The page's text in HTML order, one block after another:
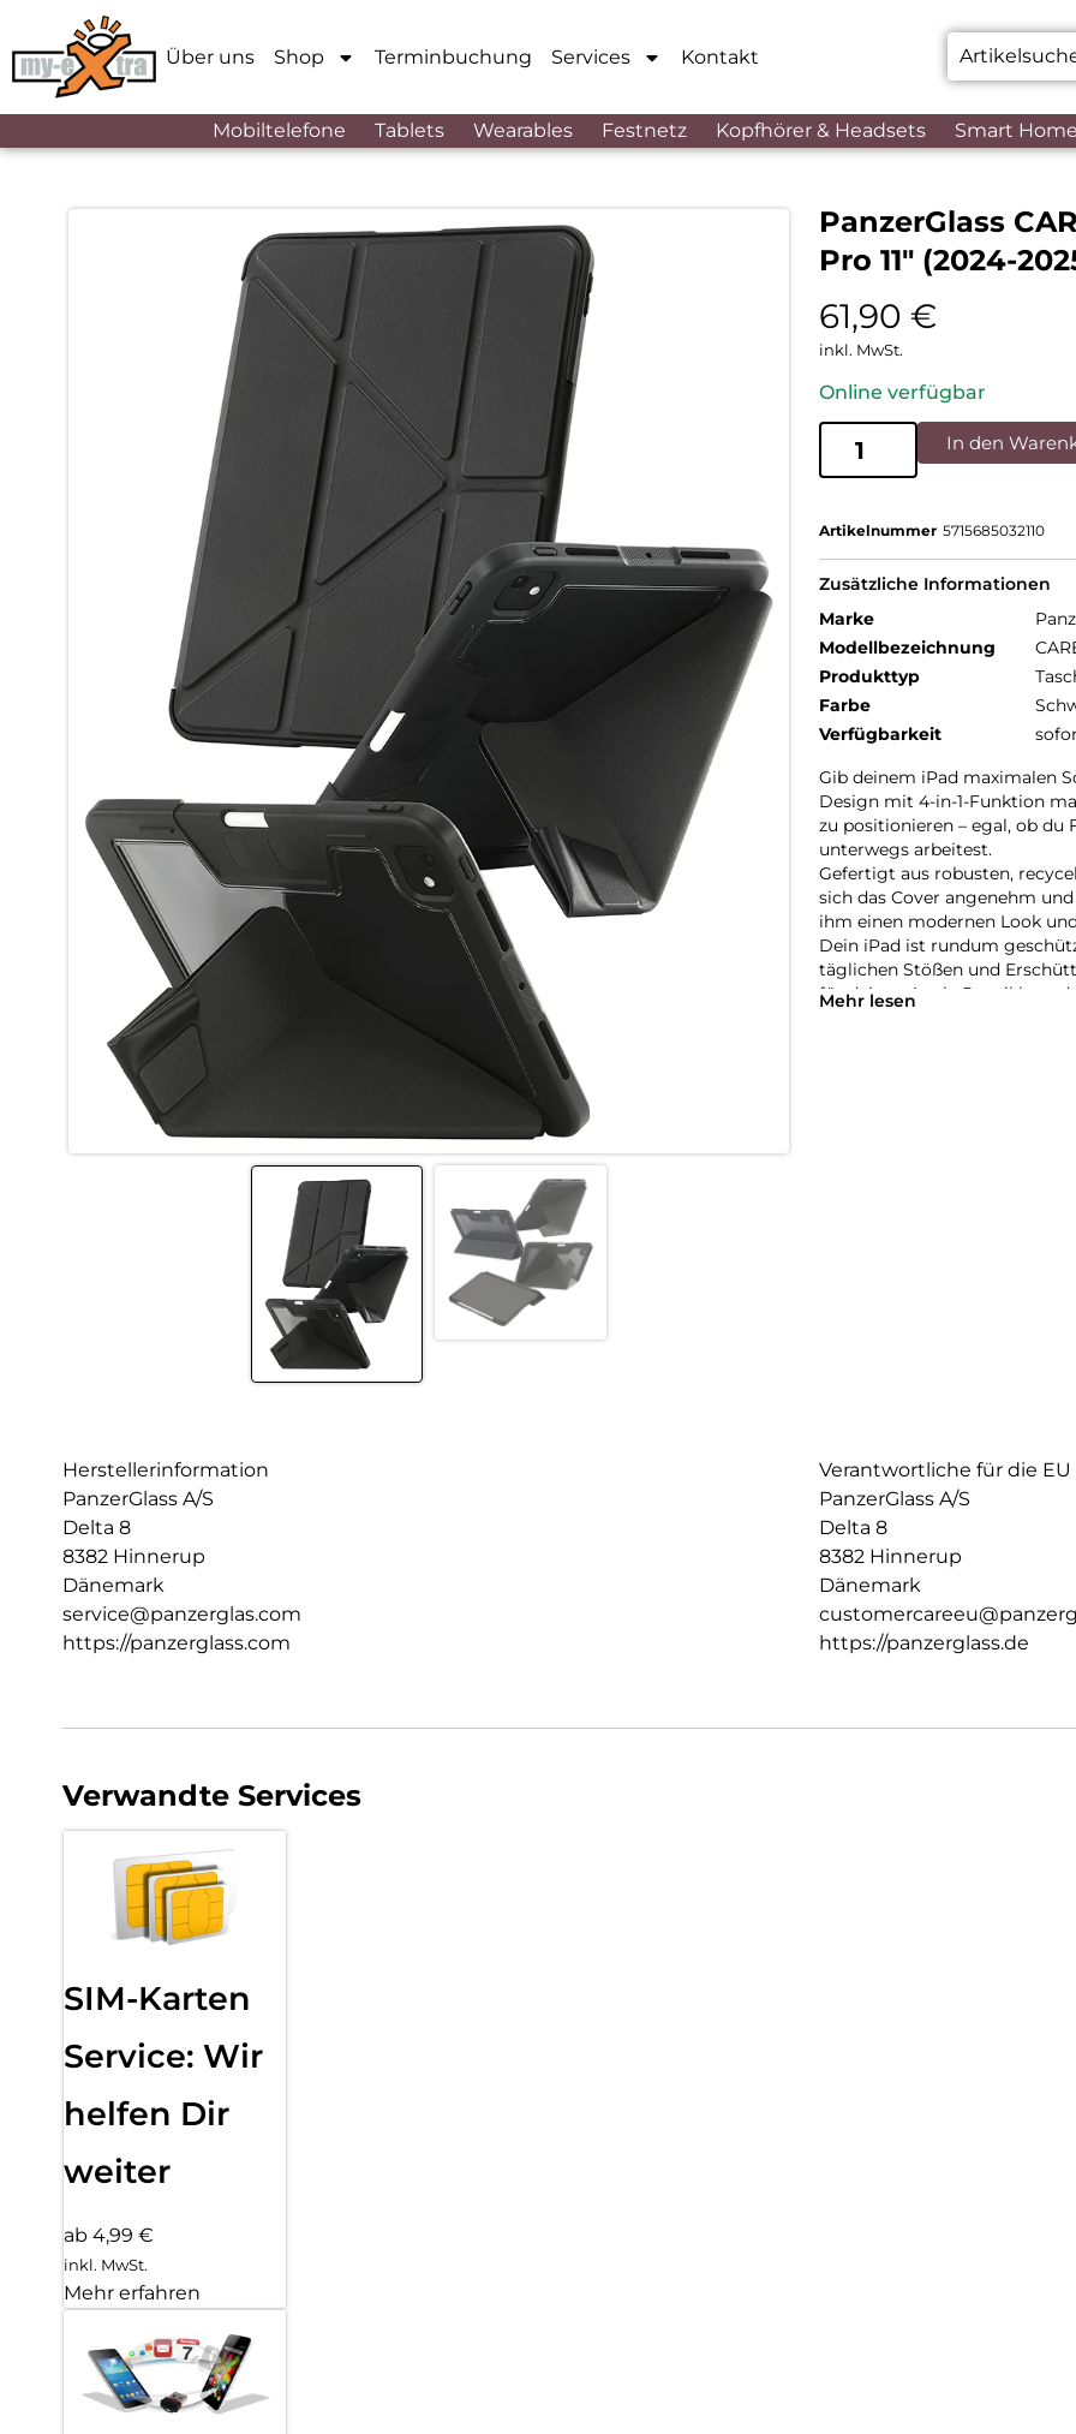
Über uns Shop Terminbuchung Services Kontakt
Mobiltelefone Tablets Wearables Festnetz Kopfhörer & Headsets Smart Home
PanzerGlass
Pro 11″ (2024-
61,90 €
inkl. MwSt.
Online verfügbar
In den
Artikelnummer 5715685032110
Zusätzliche Informationen
Marke
Modellbezeichnung
Produkttyp
Farbe
Verfügbarkeit
Gib deinem iPad maximalen
Design mit 4-in-1-Funktion
zu positionieren – egal, ob du
unterwegs arbeitest.
Gefertigt aus robusten,
sich das Cover angenehm
ihm einen modernen Look
Dein iPad ist rundum
täglichen Stößen und
für deinen Apple Pencil hast
Mehr lesen
Herstellerinformation
PanzerGlass A/S
Delta 8
8382 Hinnerup
Dänemark
service@panzerglas.com
https://panzerglass.com
Verantwortliche für die EU
PanzerGlass A/S
Delta 8
8382 Hinnerup
Dänemark
https://panzerglass.de
Verwandte Services
SIM-Karten
Service: Wir
helfen Dir
weiter
ab 4,99 €
inkl. MwSt.
Mehr erfahren